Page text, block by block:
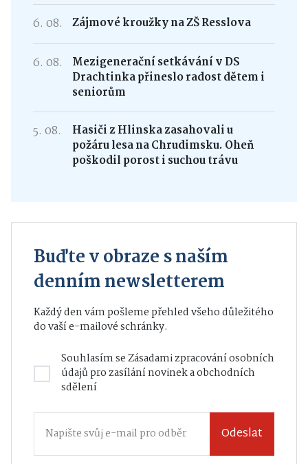
6. 08. Zájmové kroužky na ZŠ Resslova
6. 08.
Mezigenerační setkávání v DS
Drachtinka přineslo radost dětem i
seniorům
5. 08.
Hasiči z Hlinska zasahovali u
požáru lesa na Chrudimsku. Oheň
poškodil porost i suchou trávu
Buďte v obraze s naším
denním newsletterem
Každý den vám pošleme přehled všeho důležitého
do vaší e-mailové schránky.
Souhlasím seZásadami zpracování osobních
údajůpro zasílání novinek a obchodních
sdělení
Odeslat